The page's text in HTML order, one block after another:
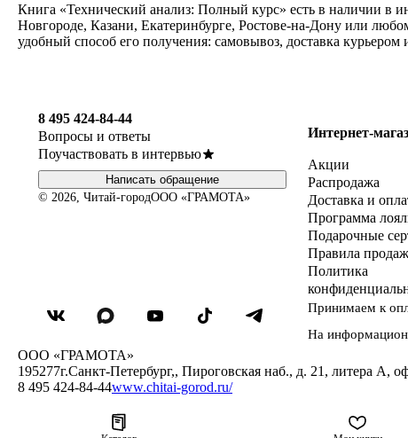
Книга «Технический анализ: Полный курс» есть в наличии в
Новгороде, Казани, Екатеринбурге, Ростове-на-Дону или
удобный способ его получения: самовывоз, доставка
8 495 424-84-44
Вопросы и ответы
Поучаствовать в интервью
Написать обращение
© 2026, Читай-городООО «ГРАМОТА»
Интернет-
Акции
Распродажа
Доставка и
Программа
Подарочные
Правила
Политика
Принимаем к
На
ООО «ГРАМОТА»
195277г.Санкт-Петербург,, Пироговская наб., д. 21, литера А,
8 495 424-84-44www.chitai-gorod.ru/